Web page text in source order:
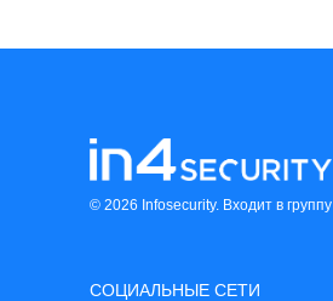
СОЦИАЛЬНЫЕ СЕТИ
© 2026 Infosecurity. Входит в группу